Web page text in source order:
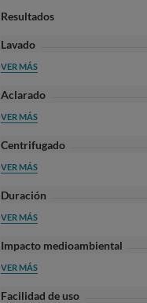
Resultados
Lavado
VER MÁS
Aclarado
VER MÁS
Centrifugado
VER MÁS
Duración
VER MÁS
Impacto medioambiental
VER MÁS
Facilidad de uso